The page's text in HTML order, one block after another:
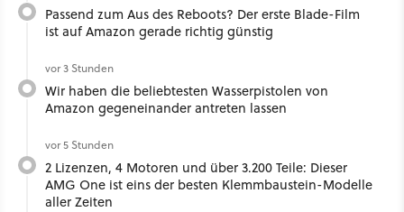
Passend zum Aus des Reboots? Der erste Blade-Film
ist auf Amazon gerade richtig günstig
vor 3 Stunden
Wir haben die beliebtesten Wasserpistolen von
Amazon gegeneinander antreten lassen
vor 5 Stunden
2 Lizenzen, 4 Motoren und über 3.200 Teile: Dieser
AMG One ist eins der besten Klemmbaustein-Modelle
aller Zeiten